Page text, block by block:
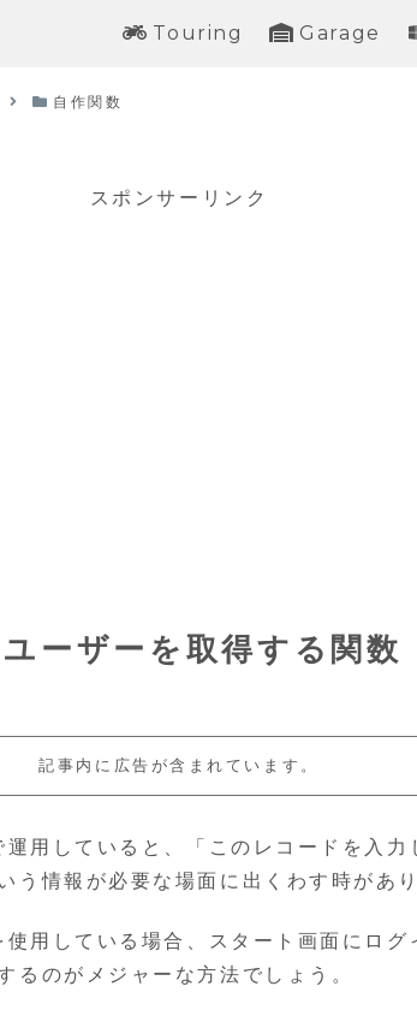
Touring Garage
自作関数
ーザーを取得する関数
スポンサーリンク
記事内に広告が含まれています。
用していると、「このレコードを入力
う情報が必要な場面に出くわす時があり
用している場合、スタート画面にログ
るのがメジャーな方法でしょう。